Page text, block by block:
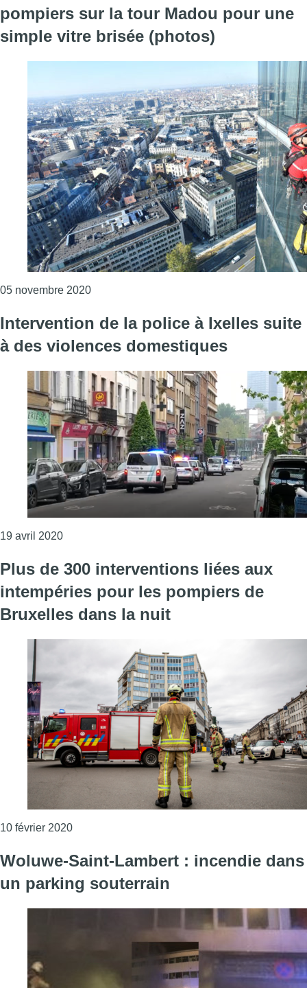
pompiers sur la tour Madou pour une
simple vitre brisée (photos)
05 novembre 2020Consulter l'article "Intervention
Intervention de la police à Ixelles suite
à des violences domestiques
19 avril 2020Consulter l'article "Intervention de la police à
Plus de 300 interventions liées aux
intempéries pour les pompiers de
Bruxelles dans la nuit
10 février 2020Consulter l'article "Plus de 300 interventions
Woluwe-Saint-Lambert : incendie dans
un parking souterrain